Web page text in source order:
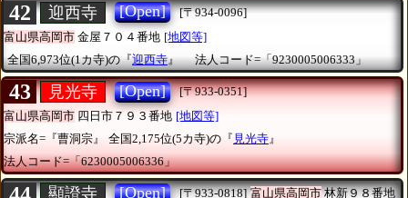
42 迎西寺 [Open]
[〒934-0096]
富山県高岡市 金屋７０４番地 [地図等]
全国6,973位(1カ寺)の『迎西寺』 法人コード=「9230005006333」
43 見光寺 [Open]
[〒933-0351]
富山県高岡市 四日市７９３番地 [地図等]
宗派名=『曹洞宗』
全国2,175位(5カ寺)の『 見光寺』
法人コード=「6230005006336」
顯證寺 [Open] [〒933-0818] 富山県高岡市林新９８番地